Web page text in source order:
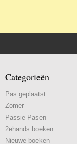
Categorieën
Pas geplaatst
Zomer
Passie Pasen
2ehands boeken
Nieuwe boeken